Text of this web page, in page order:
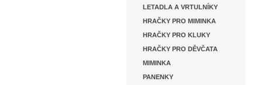
LETADLA A VRTULNÍKY
HRAČKY PRO MIMINKA
HRAČKY PRO KLUKY
HRAČKY PRO DĚVČATA
MIMINKA
PANENKY